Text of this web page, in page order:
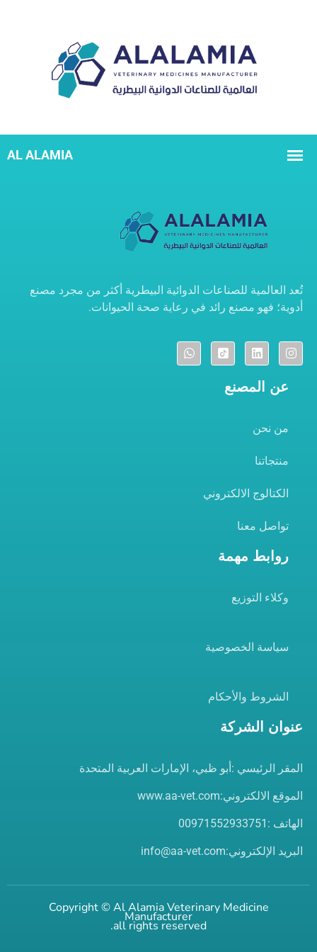
تُعد العالمية للصناعات الدوائية البيطرية أكثر من مجرد مصنع
أدوية؛ فهو مصنع رائد في رعاية صحة الحيوانات.
عن المصنع
من نحن
منتجاتنا
الكتالوج الالكتروني
تواصل معنا
روابط مهمة
وكلاء التوزيع
سياسة الخصوصية
الشروط والأحكام
عنوان الشركة
المقر الرئيسي :أبو ظبي، الإمارات العربية المتحدة
الموقع الالكتروني:www.aa-vet.com
الهاتف :00971552933751
البريد الإلكتروني:info@aa-vet.com
Copyright ©Al Alamia Veterinary Medicine
Manufacturer
all rights reserved.